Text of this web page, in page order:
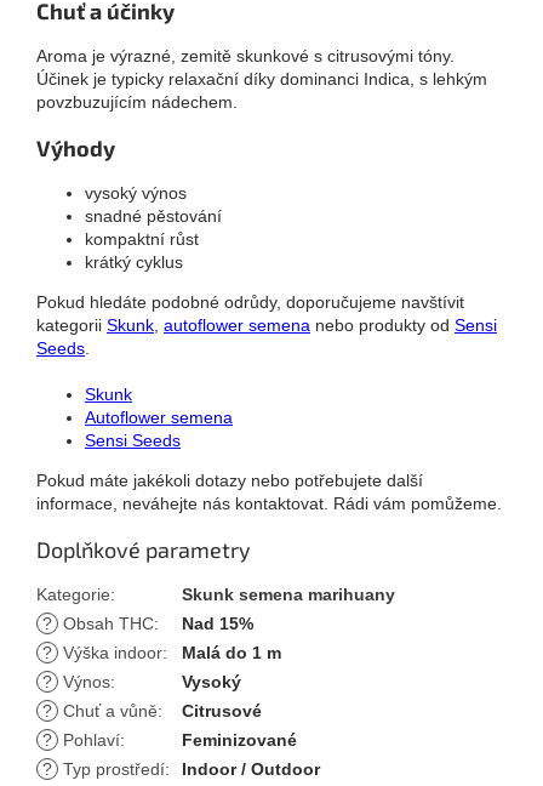
Chuť a účinky
Aroma je výrazné, zemitě skunkové s citrusovými tóny.
Účinek je typicky relaxační díky dominanci Indica, s lehkým
povzbuzujícím nádechem.
Výhody
vysoký výnos
snadné pěstování
kompaktní růst
krátký cyklus
Pokud hledáte podobné odrůdy, doporučujeme navštívit
kategorii Skunk autoflower semena nebo produkty od Sensi
Seeds
Skunk
Autoflower semena
Sensi Seeds
Pokud máte jakékoli dotazy nebo potřebujete další
informace, neváhejte nás kontaktovat. Rádi vám pomůžeme.
Doplňkové parametry
Kategorie:
Skunk semena marihuany
? Obsah THC:
Nad 15%
? Výška indoor:
Malá do 1 m
? Výnos:
Vysoký
? Chuť a vůně:
Citrusové
?
Pohlaví:
Feminizované
? Typ prostředí:
Indoor / Outdoor